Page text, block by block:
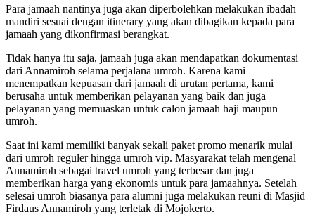
Para jamaah nantinya juga akan diperbolehkan melakukan ibadah
mandiri sesuai dengan itinerary yang akan dibagikan kepada para
jamaah yang dikonfirmasi berangkat.
Tidak hanya itu saja, jamaah juga akan mendapatkan dokumentasi
dari Annamiroh selama perjalana umroh. Karena kami
menempatkan kepuasan dari jamaah di urutan pertama, kami
berusaha untuk memberikan pelayanan yang baik dan juga
pelayanan yang memuaskan untuk calon jamaah haji maupun
umroh.
Saat ini kami memiliki banyak sekali paket promo menarik mulai
dari umroh reguler hingga umroh vip. Masyarakat telah mengenal
Annamiroh sebagai travel umroh yang terbesar dan juga
memberikan harga yang ekonomis untuk para jamaahnya. Setelah
selesai umroh biasanya para alumni juga melakukan reuni di Masjid
Firdaus Annamiroh yang terletak di Mojokerto.